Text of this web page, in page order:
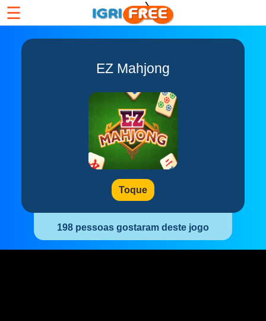
☰
EZ Mahjong
Toque
198 pessoas gostaram deste jogo